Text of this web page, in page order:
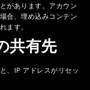
があります。アカウン
合、埋め込みコンテン
ます。
共有先
、IP アドレスがリセッ